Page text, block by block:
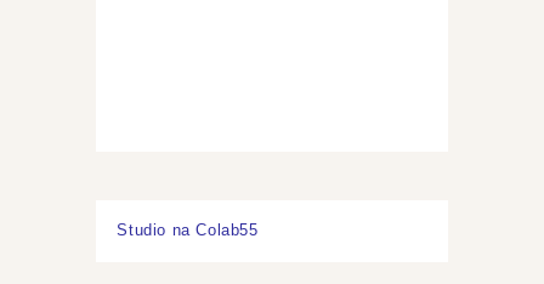
Studio na Colab55